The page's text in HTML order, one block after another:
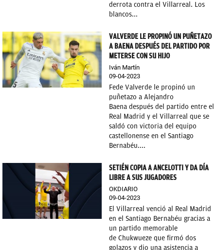
derrota contra el Villarreal. Los
blancos...
VALVERDE LE PROPINÓ UN PUÑETAZO
A BAENA DESPUÉS DEL PARTIDO POR
METERSE CON SU HIJO
Iván Martín
09-04-2023
Fede Valverde le propinó un
puñetazo a Alejandro
Baena después del partido entre el
Real Madrid y el Villarreal que se
saldó con victoria del equipo
castellonense en el Santiago
Bernabéu....
SETIÉN COPIA A ANCELOTTI Y DA DÍA
LIBRE A SUS JUGADORES
OKDIARIO
09-04-2023
El Villarreal venció al Real Madrid
en el Santiago Bernabéu gracias a
un partido memorable
de Chukwueze que firmó dos
golazos y dio una asistencia a